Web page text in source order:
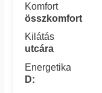
Komfort
összkomfort
Kilátás
utcára
Energetika
D: